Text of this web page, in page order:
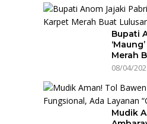
Bupati
Merah
08/04/
Mudik